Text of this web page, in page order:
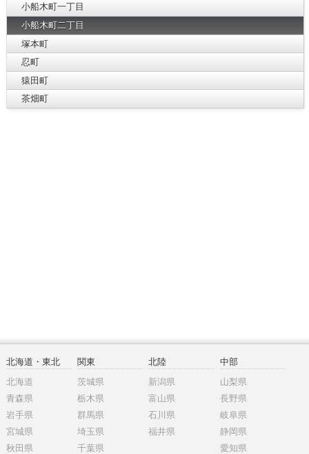
小船木町一丁目
小船木町二丁目
塚本町
忍町
猿田町
茶畑町
北海道・東北
北海道
青森県
岩手県
宮城県
秋田県
関東
茨城県
栃木県
群馬県
埼玉県
千葉県
北陸
新潟県
富山県
石川県
福井県
中部
山梨県
長野県
岐阜県
静岡県
愛知県